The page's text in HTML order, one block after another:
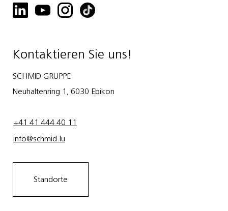
Kontaktieren Sie uns!
SCHMID GRUPPE
Neuhaltenring 1, 6030 Ebikon
+41 41 444 40 11
info@schmid.lu
Standorte